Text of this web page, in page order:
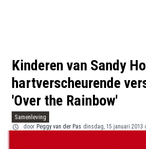
Kinderen van Sandy
hartverscheurende
'Over the Rainbow'
Samenleving
door Peggy van der Pas dinsdag, 15 januari 2013